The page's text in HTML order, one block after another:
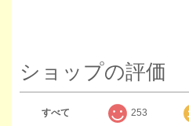
ショップの評価
すべて 253